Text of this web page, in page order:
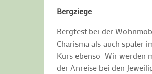
Bergziege
Bergfest bei der
Charisma als auch später
Kurs ebenso: Wir werden
der Anreise bei den